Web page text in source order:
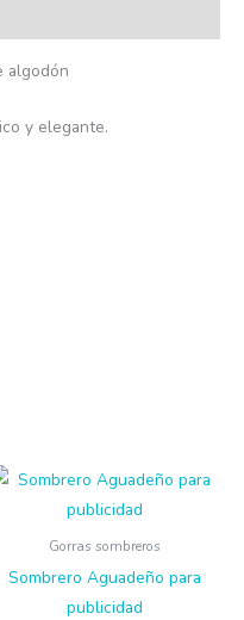
algodón
y elegante.
Gorras sombreros
Sombrero Aguadeño para
publicidad